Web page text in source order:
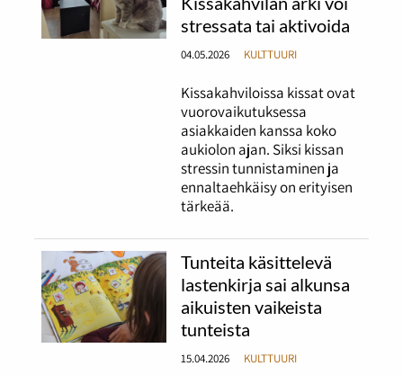
stressata tai aktivoida
04.05.2026 KULTTUURI
Kissakahviloissa kissat ovat
vuorovaikutuksessa
asiakkaiden kanssa koko
aukiolon ajan. Siksi kissan
stressin tunnistaminen ja
ennaltaehkäisy on erityisen
tärkeää.
Tunteita käsittelevä
lastenkirja sai alkunsa
aikuisten vaikeista
tunteista
15.04.2026 KULTTUURI